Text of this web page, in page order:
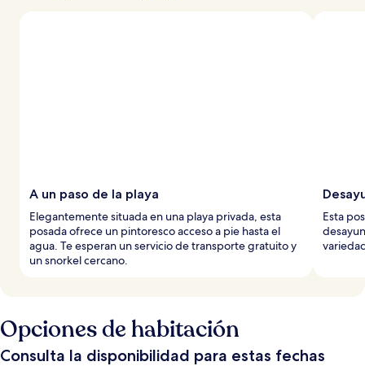
A un paso de la playa
Elegantemente situada en una playa privada, esta
posada ofrece un pintoresco acceso a pie hasta el
agua. Te esperan un servicio de transporte gratuito y
un snorkel cercano.
Esta
Opciones de habitación
Consulta la disponibilidad para estas fechas